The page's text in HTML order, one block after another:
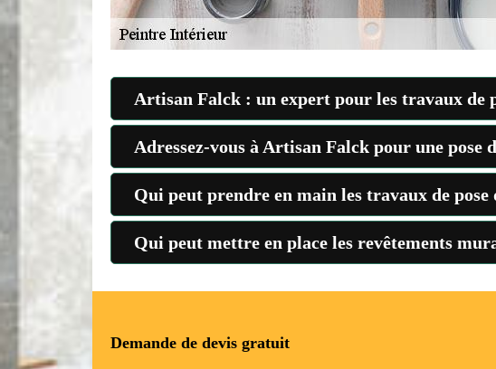
Artisan Falck : un expert pour les travaux
Adressez-vous à Artisan Falck pour une
Qui peut prendre en main les travaux de
Qui peut mettre en place les revêtements
Demande de devis gratuit